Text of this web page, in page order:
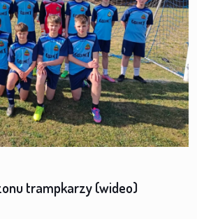
trampkarzy (wideo)